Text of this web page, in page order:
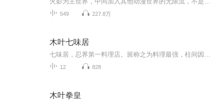
549 227.8万
木叶七味居
12 828
木叶拳皇